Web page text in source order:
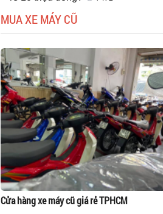
MUA XE MÁY CŨ
Cửa hàng xe máy cũ giá rẻ TPHCM